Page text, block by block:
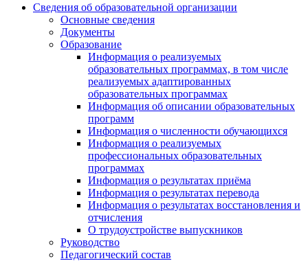
Сведения об образовательной организации
Основные сведения
Документы
Образование
Информация о реализуемых
образовательных программах, в том числе
реализуемых адаптированных
образовательных программах
Информация об описании образовательных
программ
Информация о численности обучающихся
Информация о реализуемых
профессиональных образовательных
программах
Информация о результатах приёма
Информация о результатах перевода
Информация о результатах восстановления и
отчисления
О трудоустройстве выпускников
Руководство
Педагогический состав